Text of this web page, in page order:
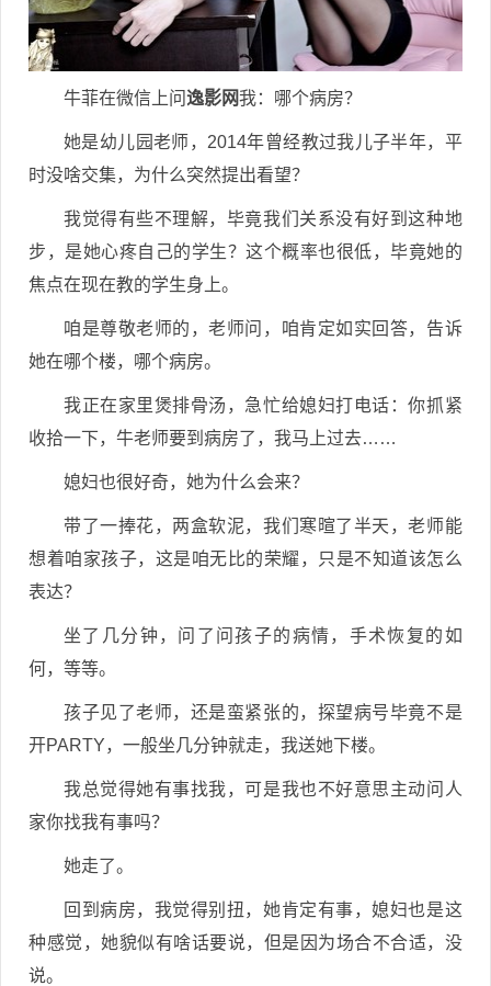
牛菲在微信上问逸影网我：哪个病房？
她是幼儿园老师，2014年曾经教过我儿子半年，平
时没啥交集，为什么突然提出看望？
我觉得有些不理解，毕竟我们关系没有好到这种地
步，是她心疼自己的学生？这个概率也很低，毕竟她的
焦点在现在教的学生身上。
咱是尊敬老师的，老师问，咱肯定如实回答，告诉
她在哪个楼，哪个病房。
我正在家里煲排骨汤，急忙给媳妇打电话：你抓紧
收拾一下，牛老师要到病房了，我马上过去……
媳妇也很好奇，她为什么会来？
带了一捧花，两盒软泥，我们寒暄了半天，老师能
想着咱家孩子，这是咱无比的荣耀，只是不知道该怎么
表达？
坐了几分钟，问了问孩子的病情，手术恢复的如
何，等等。
孩子见了老师，还是蛮紧张的，探望病号毕竟不是
开PARTY，一般坐几分钟就走，我送她下楼。
我总觉得她有事找我，可是我也不好意思主动问人
家你找我有事吗？
她走了。
回到病房，我觉得别扭，她肯定有事，媳妇也是这
种感觉，她貌似有啥话要说，但是因为场合不合适，没
说。